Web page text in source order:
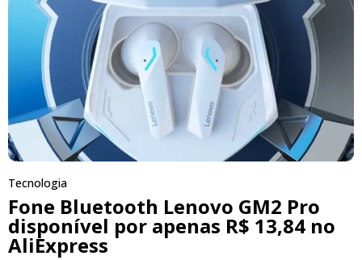
Tecnologia
Fone Bluetooth Lenovo GM2 Pro
disponível por apenas R$ 13,84 no
AliExpress